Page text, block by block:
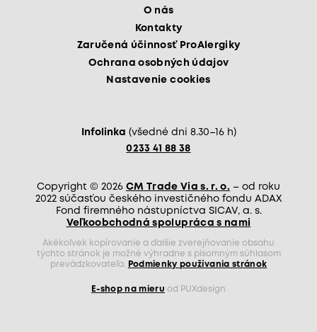
O nás
Kontakty
Zaručená účinnosť ProAlergiky
Ochrana osobných údajov
Nastavenie cookies
Infolinka (všedné dni 8.30–16 h)
0233 41 88 38
Copyright © 2026 CM Trade Via s. r. o. – od roku
2022 súčasťou českého investičného fondu ADAX
Fond firemného nástupníctva SICAV, a. s.
Veľkoobchodná spolupráca s nami
Akékoľvek kopírovanie a ďalšie zverejňovanie obsahu
týchto stránok je možné výhradne s písomným súhlasom
prevádzkovateľa.
Podmienky používania stránok
E-shop na mieru od PUXdesign